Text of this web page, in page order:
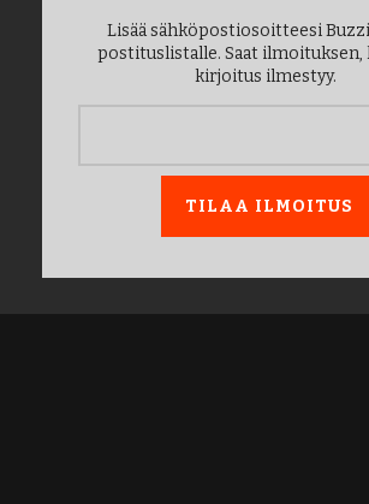
Lisää sähköpostiosoitteesi
postituslistalle. Saat ilmoituksen,
kirjoitus ilmestyy.